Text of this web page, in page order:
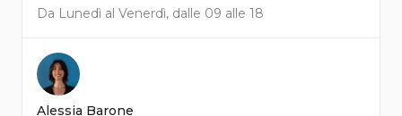
Da Lunedì al Venerdì, dalle 09 alle 18
Alessia Barone